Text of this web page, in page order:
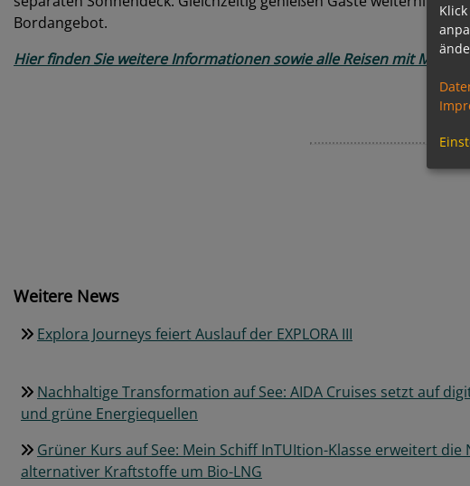
Bordangebot.
Hier finden Sie weitere Informationen sowie alle Reisen mit MSC
Weitere News
Explora Journeys feiert Auslauf der EXPLORA III
Nachhaltige Transformation auf See: AIDA Cruises setzt auf
und grüne Energiequellen
Grüner Kurs auf See: Mein Schiff InTUItion-Klasse erweitert die
alternativer Kraftstoffe um Bio-LNG